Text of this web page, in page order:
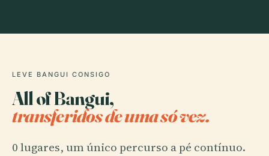
LEVE BANGUI CONSIGO
All of Bangui,
transferidos de uma só vez.
0 lugares, um único percurso a pé contínuo.